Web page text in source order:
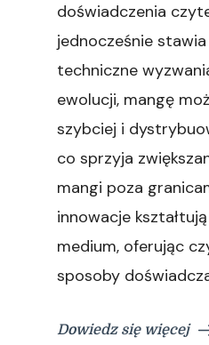
doświadczenia
jednocześnie
techniczne
ewolucji, mangę
szybciej i
co sprzyja
mangi poza
innowacje
medium, oferując
sposoby
Dowiedz się więcej